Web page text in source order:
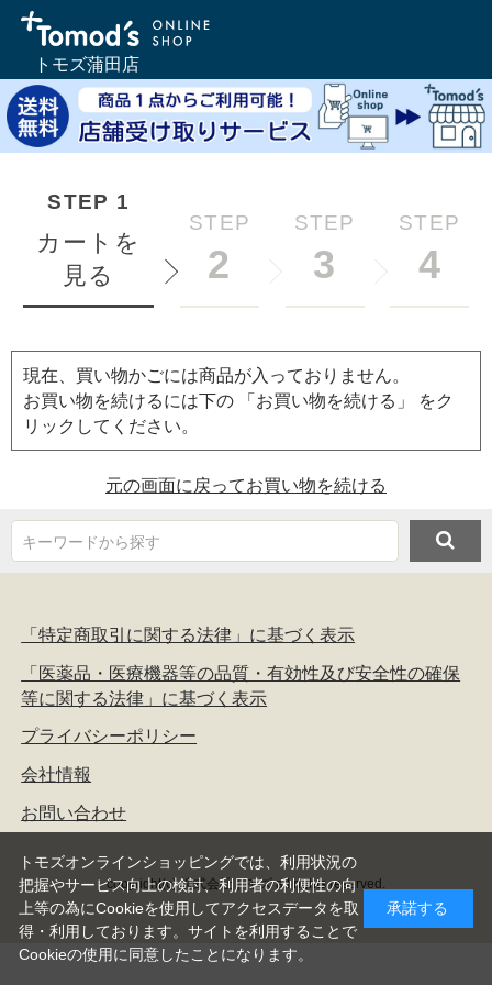
トモズ蒲田店
STEP 1
カートを
見る
STEP
2
STEP
3
STEP
4
現在、買い物かごには商品が入っておりません。
お買い物を続けるには下の 「お買い物を続ける」 をク
リックしてください。
元の画面に戻ってお買い物を続ける
キーワードから探す
「特定商取引に関する法律」に基づく表示
「医薬品・医療機器等の品質・有効性及び安全性の確保
等に関する法律」に基づく表示
プライバシーポリシー
会社情報
お問い合わせ
copyright(c) 株式会社トモズ all rights reserved.
トモズオンラインショッピングでは、利用状況の
把握やサービス向上の検討、利用者の利便性の向
上等の為にCookieを使用してアクセスデータを取
得・利用しております。サイトを利用することで
Cookieの使用に同意したことになります。
承諾する